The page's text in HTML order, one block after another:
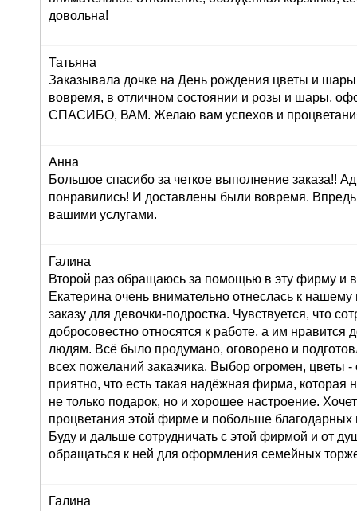
довольна!
Татьяна
Заказывала дочке на День рождения цветы и
вовремя, в отличном состоянии и розы и шары,
СПАСИБО, ВАМ. Желаю вам успехов и
Анна
Большое спасибо за четкое выполнение заказа!!
понравились! И доставлены были вовремя. Впредь
вашими услугами.
Галина
Второй раз обращаюсь за помощью в эту фирму и
Екатерина очень внимательно отнеслась к
заказу для девочки-подростка. Чувствуется, что
добросовестно относятся к работе, а им нравится
людям. Всё было продумано, оговорено и
всех пожеланий заказчика. Выбор огромен, цветы
приятно, что есть такая надёжная фирма, которая
не только подарок, но и хорошее настроение.
процветания этой фирме и побольше благодарных
Буду и дальше сотрудничать с этой фирмой и от
обращаться к ней для оформления семейных
Галина